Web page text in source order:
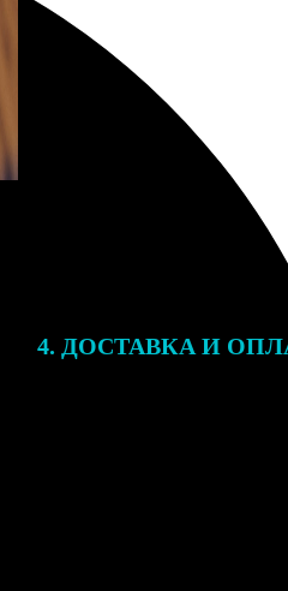
4. ДОСТАВКА И
Введите адрес и выберите
заказа. Если у вас есть
его в специальное поле для